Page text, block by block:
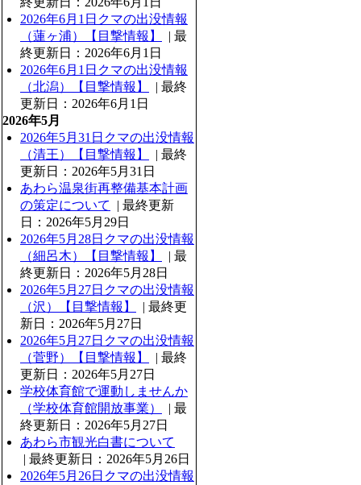
2026年6月1日クマの出没情報
（蓮ヶ浦）【目撃情報】
| 最
終更新日：2026年6月1日
2026年6月1日クマの出没情報
（北潟）【目撃情報】
| 最終
更新日：2026年6月1日
2026年5月
2026年5月31日クマの出没情報
（清王）【目撃情報】
| 最終
更新日：2026年5月31日
あわら温泉街再整備基本計画
の策定について
| 最終更新
日：2026年5月29日
2026年5月28日クマの出没情報
（細呂木）【目撃情報】
| 最
終更新日：2026年5月28日
2026年5月27日クマの出没情報
（沢）【目撃情報】
| 最終更
新日：2026年5月27日
2026年5月27日クマの出没情報
（菅野）【目撃情報】
| 最終
更新日：2026年5月27日
学校体育館で運動しませんか
（学校体育館開放事業）
| 最
終更新日：2026年5月27日
あわら市観光白書について
| 最終更新日：2026年5月26日
2026年5月26日クマの出没情報